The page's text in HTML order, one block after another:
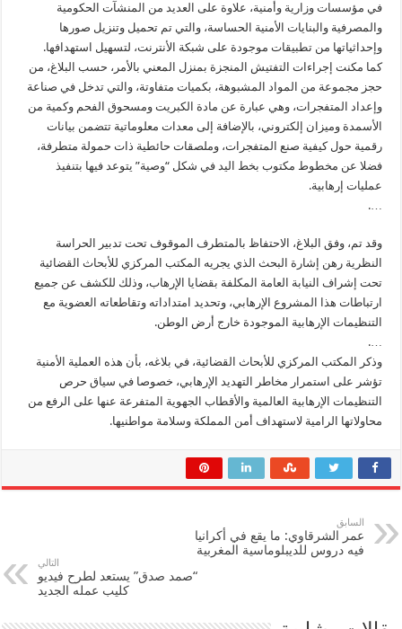
في مؤسسات وزارية وأمنية، علاوة على العديد من المنشآت الحكومية
والمصرفية والبنايات الأمنية الحساسة، والتي تم تحميل وتنزيل صورها
وإحداثياتها من تطبيقات موجودة على شبكة الأنترنت، لتسهيل استهدافها.
كما مكنت إجراءات التفتيش المنجزة بمنزل المعني بالأمر، حسب البلاغ، من
حجز مجموعة من المواد المشبوهة، بكميات متفاوتة، والتي تدخل في صناعة
وإعداد المتفجرات، وهي عبارة عن مادة الكبريت ومسحوق الفحم وكمية من
الأسمدة وميزان إلكتروني، بالإضافة إلى معدات معلوماتية تتضمن بيانات
رقمية حول كيفية صنع المتفجرات، وملصقات حائطية ذات حمولة متطرفة،
فضلا عن مخطوط مكتوب بخط اليد في شكل “وصية” يتوعد فيها بتنفيذ
عمليات إرهابية.
….
وقد تم، وفق البلاغ، الاحتفاظ بالمتطرف الموقوف تحت تدبير الحراسة
النظرية رهن إشارة البحث الذي يجريه المكتب المركزي للأبحاث القضائية
تحت إشراف النيابة العامة المكلفة بقضايا الإرهاب، وذلك للكشف عن جميع
ارتباطات هذا المشروع الإرهابي، وتحديد امتداداته وتقاطعاته العضوية مع
التنظيمات الإرهابية الموجودة خارج أرض الوطن.
….
وذكر المكتب المركزي للأبحاث القضائية، في بلاغه، بأن هذه العملية الأمنية
تؤشر على استمرار مخاطر التهديد الإرهابي، خصوصا في سياق حرص
التنظيمات الإرهابية العالمية والأقطاب الجهوية المتفرعة عنها على الرفع من
محاولاتها الرامية لاستهداف أمن المملكة وسلامة مواطنيها.
السابق
عمر الشرقاوي: ما يقع في أكرانيا
فيه دروس للديبلوماسية المغربية
التالي
“صمد صدق” يستعد لطرح فيديو
كليب عمله الجديد